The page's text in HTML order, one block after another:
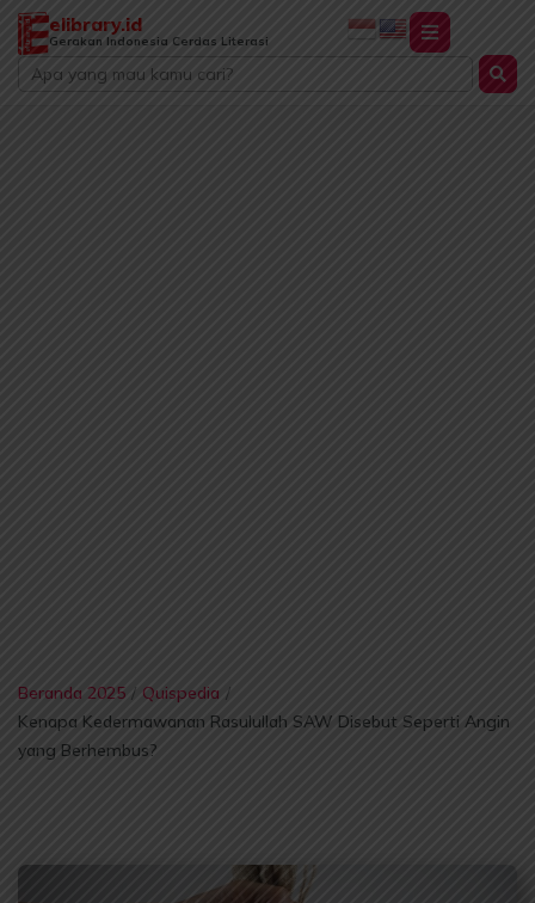
Lewati
konten
elibrary.id
Gerakan Indonesia Cerdas Literasi
Search
...
Beranda 2025 / Quispedia /
Kenapa Kedermawanan Rasulullah SAW Disebut Seperti Angin
yang Berhembus?